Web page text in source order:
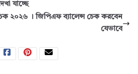
যাচ্ছে
২০২৬ । জিপিএফ ব্যালেন্স চেক করবেন
যেভাবে